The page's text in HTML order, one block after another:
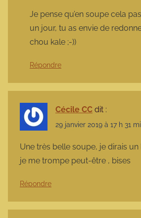
Je pense qu’en soupe cela
un jour, tu as envie de
chou kale ;-))
Répondre
Cécile CC dit :
29 janvier 2019 à 17 h 31
Une très belle soupe, je dirais
je me trompe peut-être , bises
Répondre